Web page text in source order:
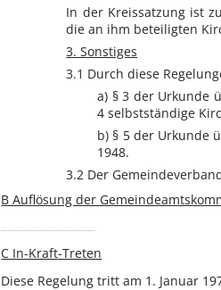
In der Kreissatzung ist
die an ihm beteiligten
3. Sonstiges
3.1 Durch diese
a) § 3 der Urkunde
4 selbstständige
b) § 5 der Urkunde
1948.
3.2 Der
B Auflösung der
C In-Kraft-Treten
Diese Regelung tritt am 1. Januar